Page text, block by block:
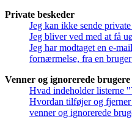
Private beskeder
Jeg kan ikke sende
Jeg bliver ved med at få
Jeg har modtaget en e-
fornærmelse, fra en
Venner og ignorerede brugere
Hvad indeholder listerne
Hvordan tilføjer og
venner og ignorerede